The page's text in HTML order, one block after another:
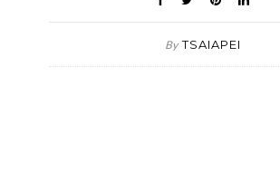
By TSAIAPEI